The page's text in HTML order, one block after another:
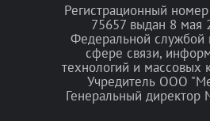
Регистрационный
75657 выдан 8 мая
Федеральной службой
сфере связи,
технологий и массовых
Учредитель ООО
Генеральный